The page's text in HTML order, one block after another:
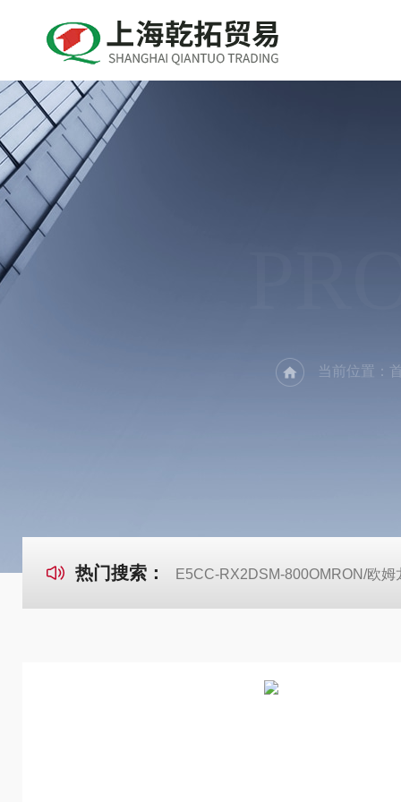
当前位置：
热门搜索： E5CC-RX2DSM-800OMRON/欧